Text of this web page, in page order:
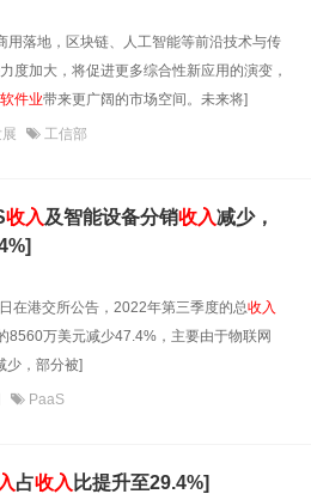
用落地，区块链、人工智能等前沿技术与传
度加大，将促进更多综合性新应用的演变，
软件业带来更广阔的市场空间。未来将]
工信部
收入及智能设备分销收入减少，
在港交所公告，2022年第三季度的总收入
8560万美元减少47.4%，主要由于物联网
少，部分被]
PaaS
占收入 比提升至29.4%]